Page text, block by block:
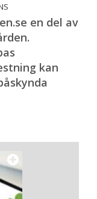
en del av
kan